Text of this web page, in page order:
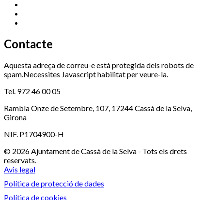
Contacte
Aquesta adreça de correu-e està protegida dels robots de
spam.Necessites Javascript habilitat per veure-la.
Tel. 972 46 00 05
Rambla Onze de Setembre, 107, 17244 Cassà de la Selva,
Girona
NIF. P1704900-H
© 2026 Ajuntament de Cassà de la Selva - Tots els drets
reservats.
Avis legal
Política de protecció de dades
Política de cookies